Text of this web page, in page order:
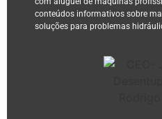
conteúdos informativos sobre
soluções para problemas